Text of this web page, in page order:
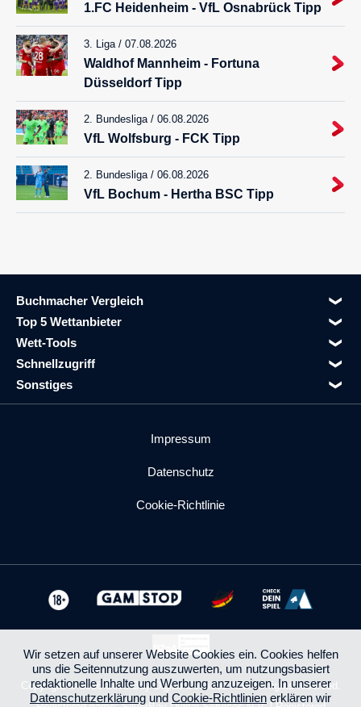
1.FC Heidenheim - VfL Osnabrück Tipp
3. Liga / 07.08.2026
Waldhof Mannheim - Fortuna
Düsseldorf Tipp
2. Bundesliga / 06.08.2026
VfL Wolfsburg - FCK Tipp
2. Bundesliga / 06.08.2026
VfL Bochum - Hertha BSC Tipp
Buchmacher Vergleich
Top 5 Wettanbieter
Wett-Tools
Schnellzugriff
Sonstiges
Impressum
Datenschutz
Cookie-Richtlinie
Copyright © 2026 SilverBay Digital Services N.V. All rights reserved.
Wir setzen auf unserer Website Cookies ein. Cookies helfen
uns die Seitennutzung auszuwerten, um nutzungsbasiert
redaktionelle Inhalte und Werbung anzuzeigen. In unserer
Datenschutzerklärung und Cookie-Richtlinien erklären wir